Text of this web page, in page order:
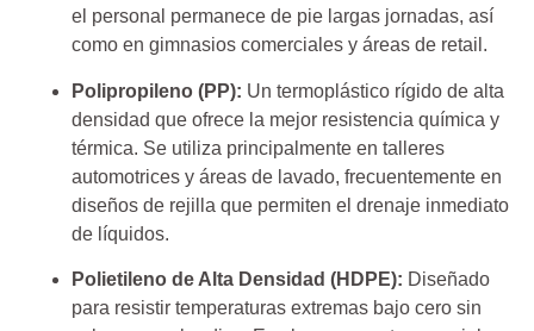
el personal permanece de pie largas jornadas, así
como en gimnasios comerciales y áreas de retail.
Polipropileno (PP): Un termoplástico rígido de alta
densidad que ofrece la mejor resistencia química y
térmica. Se utiliza principalmente en talleres
automotrices y áreas de lavado, frecuentemente en
diseños de rejilla que permiten el drenaje inmediato
de líquidos.
Polietileno de Alta Densidad (HDPE): Diseñado
para resistir temperaturas extremas bajo cero sin